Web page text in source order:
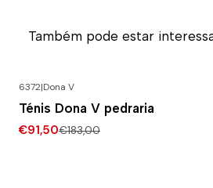
Também pode estar
6372|Dona V
Ténis Dona V pedraria
€91,50€183,00